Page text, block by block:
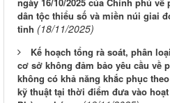
dân tộc thiểu số và miền núi giai
tỉnh (18/11/2025)
Kế hoạch tổng rà soát, phân
cơ sở không đảm bảo yêu cầu về
không có khả năng khắc phục
kỹ thuật tại thời điểm đưa vào